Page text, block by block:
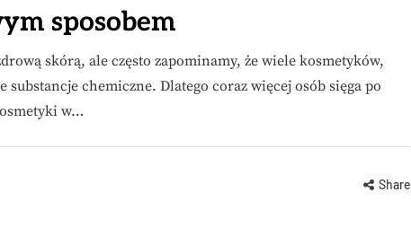
sposobem
skórą, ale często zapominamy, że wiele kosmetyków,
chemiczne. Dlatego coraz więcej osób sięga po
w…
Share